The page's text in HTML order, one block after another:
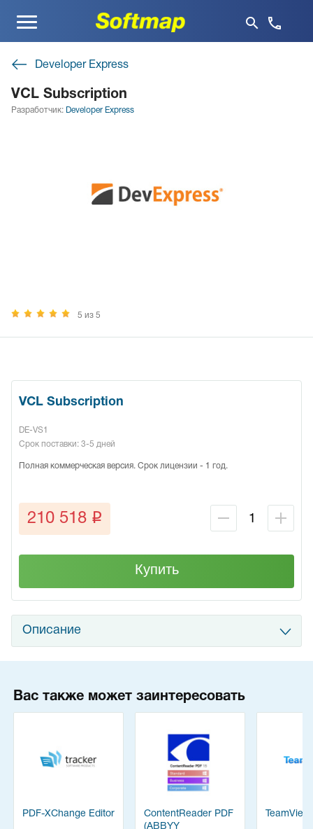
Меню
Developer Express
VCL Subscription
Разработчик: Developer Express
5 из 5
VCL Subscription
DE-VS1
Срок поставки: 3-5 дней
Полная коммерческая версия. Срок лицензии - 1 год.
210 518 q
Купить
Описание
Вас также может заинтересовать
PDF-XChange Editor
ContentReader PDF
(ABBYY